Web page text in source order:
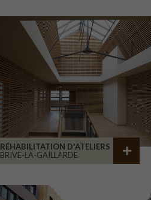
RÉHABILITATION D'ATELIERS
BRIVE-LA-GAILLARDE